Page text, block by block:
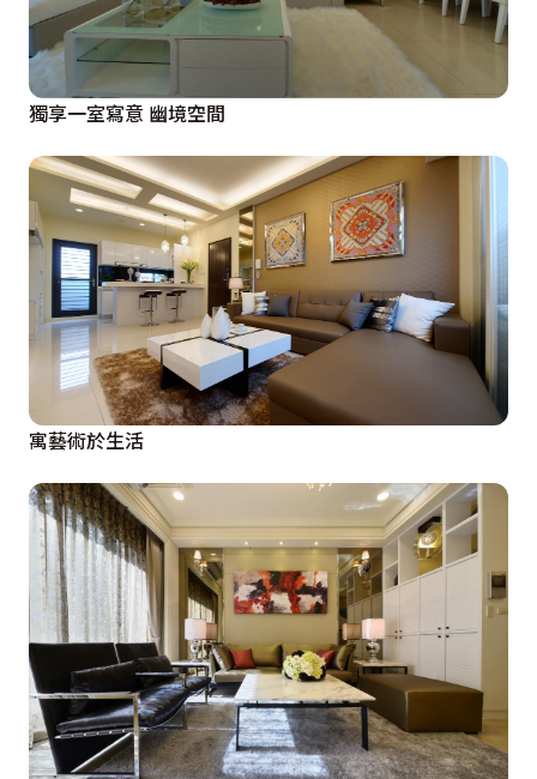
獨享一室寫意 幽境空間
寓藝術於生活